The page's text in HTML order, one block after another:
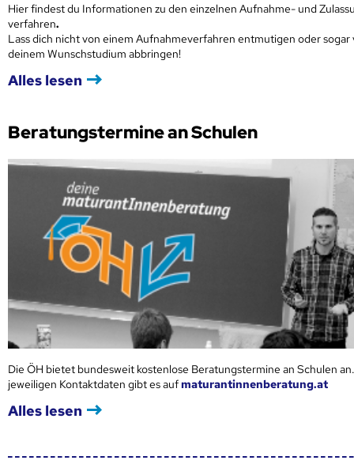
Hier findest du Informationen zu den einzelnen Aufnahme- und
verfahren.
Lass dich nicht von einem Aufnahmeverfahren entmutigen oder sogar
deinem Wunschstudium abbringen!
Alles lesen
Beratungstermine an Schulen
Die ÖH bietet bundesweit kostenlose Beratungstermine an Schulen
jeweiligen Kontaktdaten gibt es aufmaturantinnenberatung.at
Alles lesen